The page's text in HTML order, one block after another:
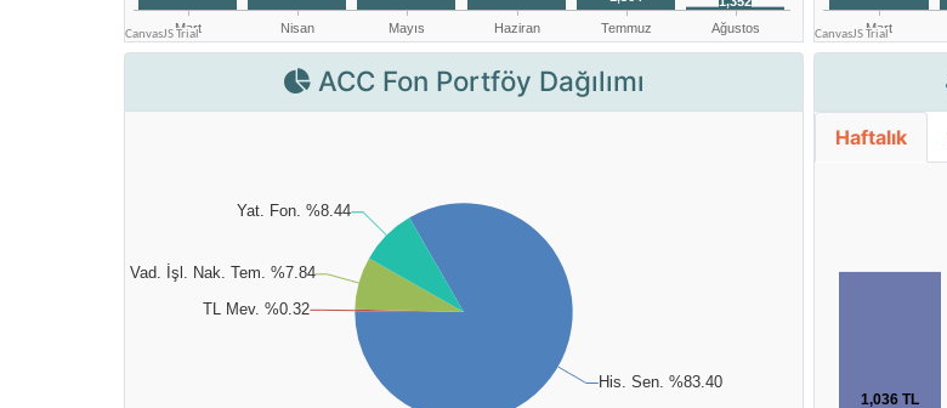
ACC Fon Portföy Dağılımı
Haftalık